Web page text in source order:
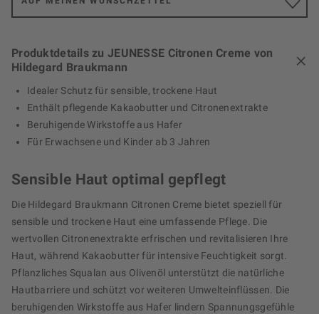
Produktdetails zu JEUNESSE Citronen Creme von
Hildegard Braukmann
Idealer Schutz für sensible, trockene Haut
Enthält pflegende Kakaobutter und Citronenextrakte
Beruhigende Wirkstoffe aus Hafer
Für Erwachsene und Kinder ab 3 Jahren
Sensible Haut optimal gepflegt
Die Hildegard Braukmann Citronen Creme bietet speziell für
sensible und trockene Haut eine umfassende Pflege. Die
wertvollen Citronenextrakte erfrischen und revitalisieren Ihre
Haut, während Kakaobutter für intensive Feuchtigkeit sorgt.
Pflanzliches Squalan aus Olivenöl unterstützt die natürliche
Hautbarriere und schützt vor weiteren Umwelteinflüssen. Die
beruhigenden Wirkstoffe aus Hafer lindern Spannungsgefühle